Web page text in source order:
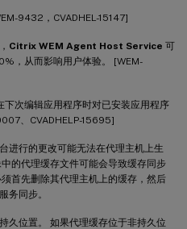
9432，CVADHEL-15147]
Citrix WEM Agent Host Service 可
，从而影响用户体验。 [WEM-
下次编辑应用程序时对已安装应用程序
、CVADHELP-15695]
进行的更改可能无法在代理主机上生
的代理缓存文件可能会导致缓存同步
首先删除其代理主机上的缓存，然后
务同步。
久位置。 如果代理缓存位于非持久位